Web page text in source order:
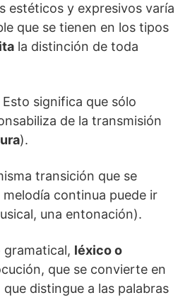
estéticos y expresivos varía
que se tienen en los tipos
la distinción de toda
Esto significa que sólo
de la transmisión
).
transición que se
continua puede ir
una entonación).
gramatical, léxico o
que se convierte en
distingue a las palabras